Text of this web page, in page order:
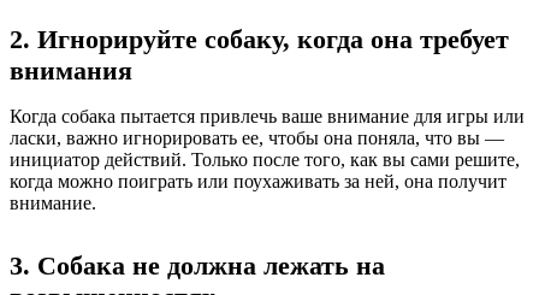
2. Игнорируйте собаку, когда она требует
внимания
Когда собака пытается привлечь ваше внимание для игры или
ласки, важно игнорировать ее, чтобы она поняла, что вы —
инициатор действий. Только после того, как вы сами решите,
когда можно поиграть или поухаживать за ней, она получит
внимание.
3. Собака не должна лежать на